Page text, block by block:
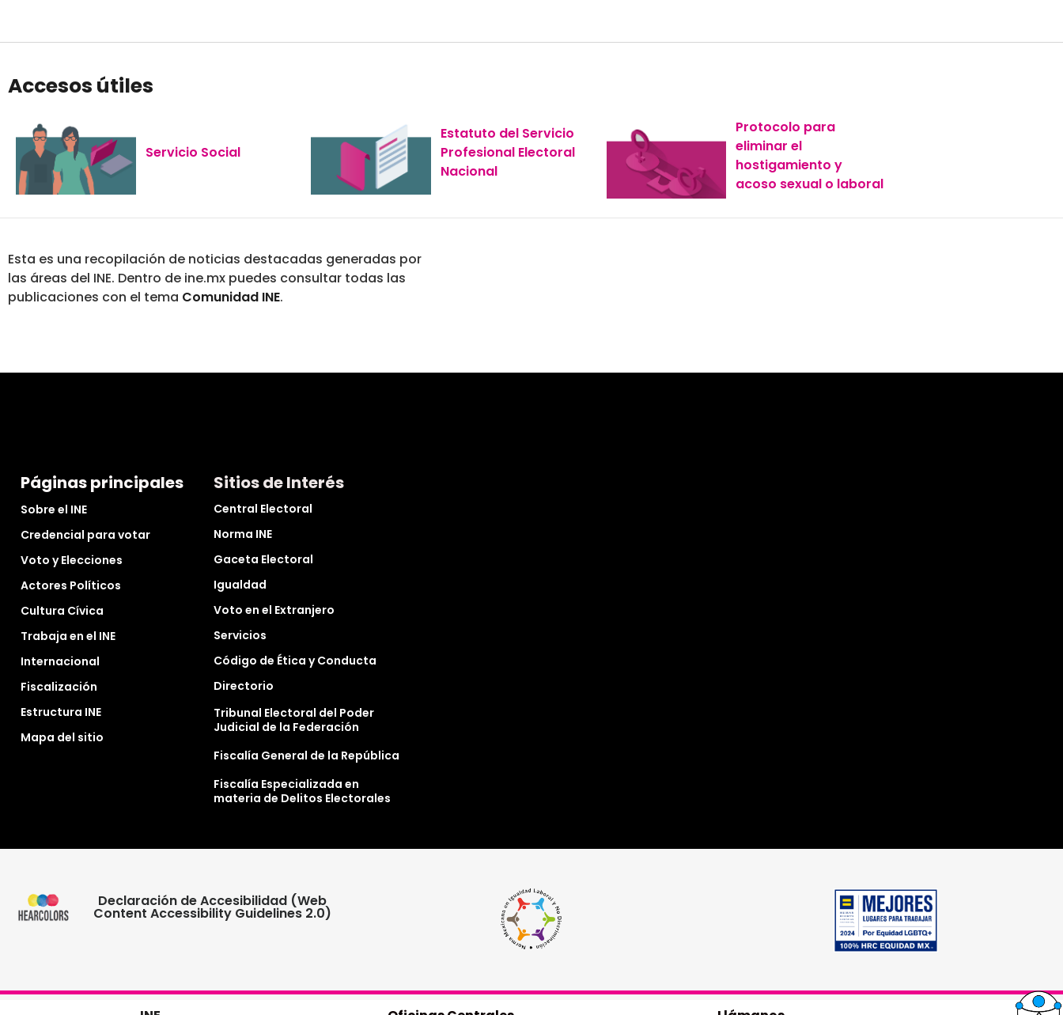
Accesos útiles
Servicio Social
Estatuto del Servicio
Profesional Electoral
Nacional
Protocolo para
eliminar el
hostigamiento y
acoso sexual o laboral
Esta es una recopilación de noticias destacadas generadas por
las áreas del INE. Dentro de ine.mx puedes consultar todas las
publicaciones con el tema Comunidad INE.
Páginas principales
Sobre el INE
Credencial para votar
Voto y Elecciones
Actores Políticos
Cultura Cívica
Trabaja en el INE
Internacional
Fiscalización
Estructura INE
Mapa del sitio
Sitios de Interés
Central Electoral
Norma INE
Gaceta Electoral
Igualdad
Voto en el Extranjero
Servicios
Código de Ética y Conducta
Directorio
Tribunal Electoral del Poder
Judicial de la Federación
Fiscalía General de la República
Fiscalía Especializada en
materia de Delitos Electorales
Declaración de Accesibilidad (Web
Content Accessibility Guidelines 2.0)